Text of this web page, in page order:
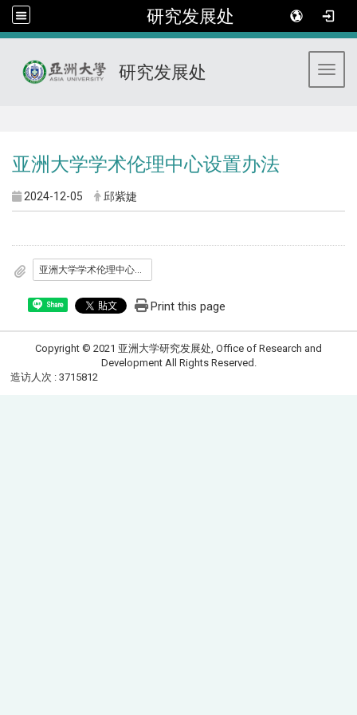
研究发展处
研究发展处
亚洲大学学术伦理中心设置办法
2024-12-05 邱紫婕
亚洲大学学术伦理中心设置办法
Share Print this page
Copyright © 2021 亚洲大学研究发展处, Office of Research and
Development All Rights Reserved.
造访人次 : 3715812